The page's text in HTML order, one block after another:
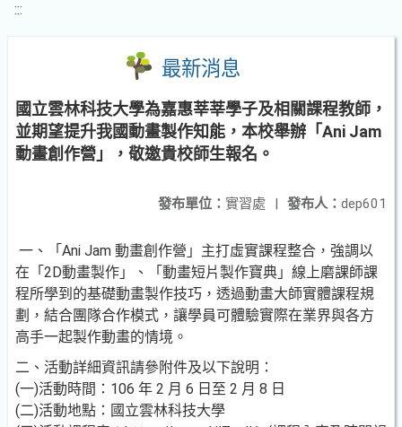
:::
最新消息
國立雲林科技大學為嘉惠莘莘學子及相關課程教師，
並期望提升我國動畫製作知能，本校舉辦「Ani Jam
動畫創作營」，敬邀貴校師生報名。
發布人： dep601
發布單位： 實習處 |
一、「Ani Jam 動畫創作營」主打虛實課程整合，強調以
在「2D動畫製作」、「動畫短片製作寶典」線上磨課師課
程所學到的基礎動畫製作技巧，透過動畫大師實體課程規
劃，結合團隊合作模式，讓學員可體驗實際在業界與各方
高手一起製作動畫的情境。
二、活動詳細資訊請參附件及以下說明：
(一)活動時間：106 年 2 月 6 日至 2 月 8 日
(二)活動地點：國立雲林科技大學